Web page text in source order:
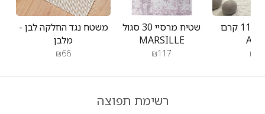
משטח נגד החלקה לבן -
מלבן
₪66
שטיח מרסיי 30 סגול
MARSILLE
₪117
שטיח אטלס 11 קרם
רשימת תפוצה